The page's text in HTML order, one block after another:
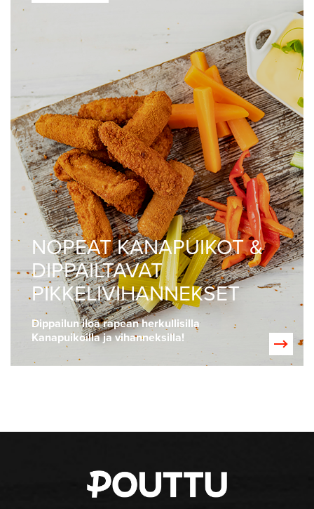
NOPEAT KANAPUIKOT &
DIPPAILTAVAT
PIKKELIVIHANNEKSET
Dippailun iloa rapean herkullisilla
Kanapuikoilla ja vihanneksilla!